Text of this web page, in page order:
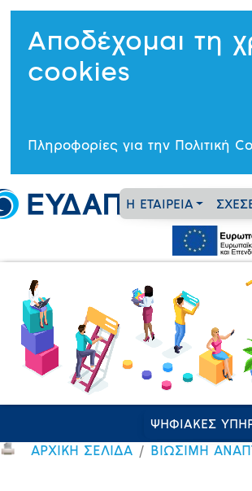
Αποδέχομαι τη
cookies
Πληροφορίες για την Πολιτική
Η ΕΤΑΙΡΕΙΑ
ΨΗΦΙΑΚΕΣ
ΑΡΧΙΚΗ ΣΕΛΙΔΑ ΒΙΩΣΙΜΗ